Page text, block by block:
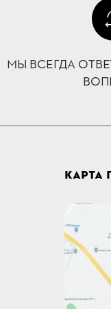
МЫ ВСЕГДА
КАРТА